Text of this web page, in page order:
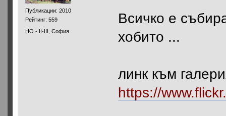
Публикации: 2010
Рейтинг: 559
HO - II-III, София
Всичко е
хобито ...
линк към
https://